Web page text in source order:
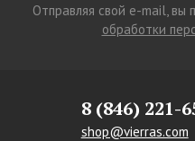
Отправляя свой e-mail, вы
обработки
8 (846) 221-
shop@vierras.com